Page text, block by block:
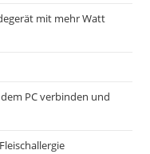
mit mehr Watt
PC verbinden und